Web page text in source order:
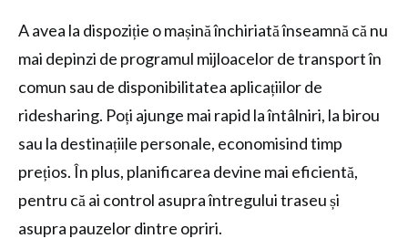
A avea la dispoziție o mașină închiriată înseamnă că nu
mai depinzi de programul mijloacelor de transport în
comun sau de disponibilitatea aplicațiilor de
ridesharing. Poți ajunge mai rapid la întâlniri, la birou
sau la destinațiile personale, economisind timp
prețios. În plus, planificarea devine mai eficientă,
pentru că ai control asupra întregului traseu și
asupra pauzelor dintre opriri.